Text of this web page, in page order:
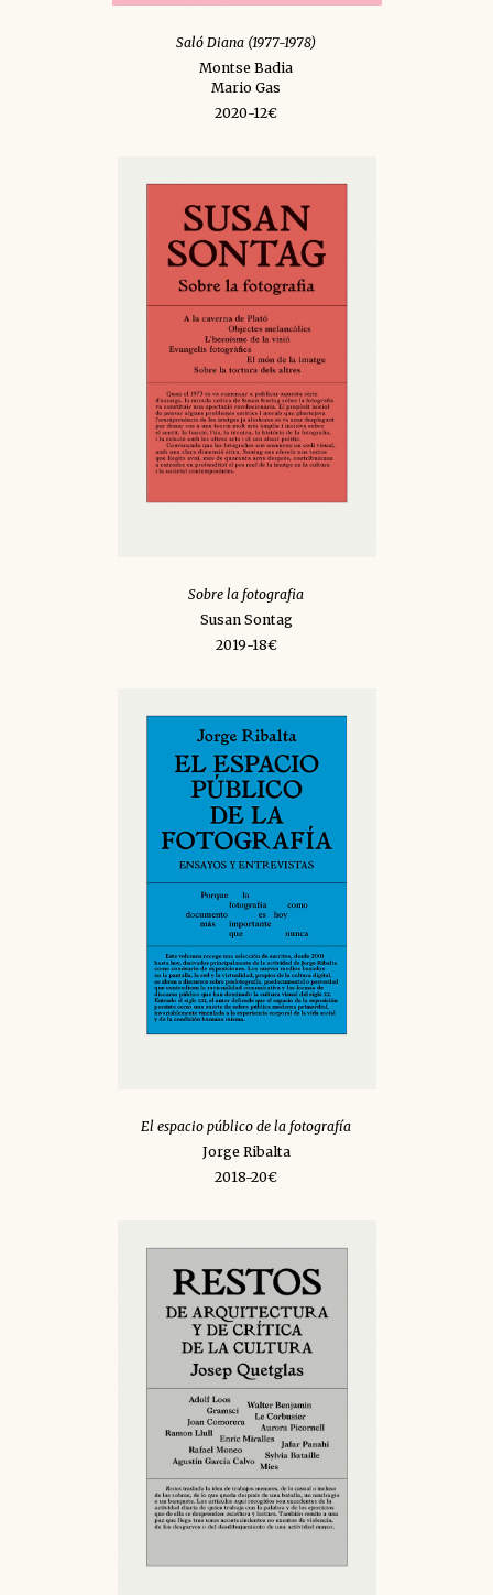
Saló Diana (1977-1978)
Montse Badia
Mario Gas
2020-12€
Sobre la fotografia
Susan Sontag
2019-18€
El espacio público de la fotografía
Jorge Ribalta
2018-20€